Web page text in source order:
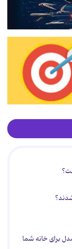
برای خانه شما